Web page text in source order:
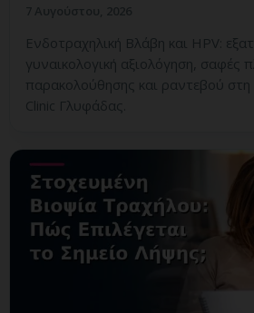
Ενδοτραχηλική Βλάβη και HPV:
γυναικολογική αξιολόγηση, σαφές
παρακολούθησης και ραντεβού
Clinic Γλυφάδας.